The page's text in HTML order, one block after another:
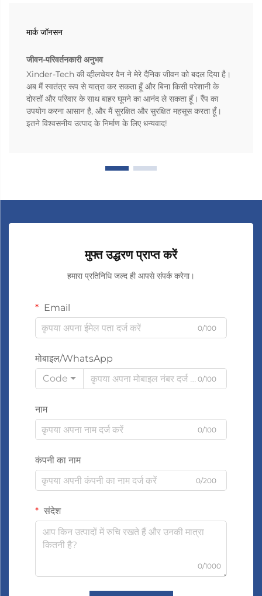
मार्क जॉनसन
जीवन-परिवर्तनकारी अनुभव
Xinder-Tech की व्हीलचेयर वैन ने मेरे दैनिक जीवन को बदल दिया है।
अब मैं स्वतंत्र रूप से यात्रा कर सकता हूँ और बिना किसी परेशानी के
दोस्तों और परिवार के साथ बाहर घूमने का आनंद ले सकता हूँ। रैंप का
उपयोग करना आसान है, और मैं सुरक्षित और सुरक्षित महसूस करता हूँ।
इतने विश्वसनीय उत्पाद के निर्माण के लिए धन्यवाद!
मुफ्त उद्धरण प्राप्त करें
हमारा प्रतिनिधि जल्द ही आपसे संपर्क करेगा।
Email
0/100
मोबाइल/WhatsApp
Code
0/100
नाम
0/100
कंपनी का नाम
0/200
संदेश
0/1000